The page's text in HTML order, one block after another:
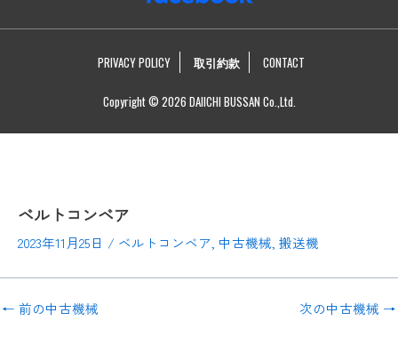
PRIVACY POLICY 取引約款 CONTACT
Copyright © 2026 DAIICHI BUSSAN Co.,Ltd.
ベルトコンベア
2023年11月25日 / ベルトコンベア, 中古機械, 搬送機
← 前の中古機械 次の中古機械 →